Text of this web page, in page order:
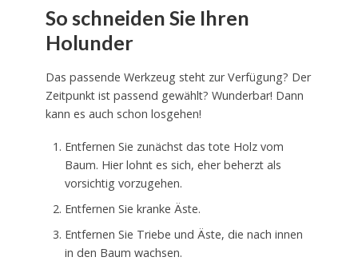
So schneiden Sie Ihren
Holunder
Das passende Werkzeug steht zur Verfügung? Der
Zeitpunkt ist passend gewählt? Wunderbar! Dann
kann es auch schon losgehen!
Entfernen Sie zunächst das tote Holz vom
Baum. Hier lohnt es sich, eher beherzt als
vorsichtig vorzugehen.
Entfernen Sie kranke Äste.
Entfernen Sie Triebe und Äste, die nach innen
in den Baum wachsen.